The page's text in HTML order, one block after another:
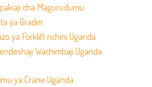
cha Magurudumu
ya Grader
ya Forklift nchini Uganda
Wachimbaji Uganda
ya Crane Uganda